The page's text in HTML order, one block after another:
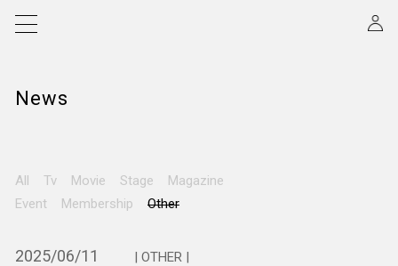
News
All Tv Movie Stage
Magazine
Event
Membership Other
2025/06/11 | OTHER |